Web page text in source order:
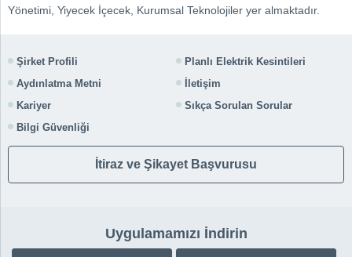
Yönetimi, Yiyecek İçecek, Kurumsal Teknolojiler yer almaktadır.
Şirket Profili
Planlı Elektrik Kesintileri
Aydınlatma Metni
İletişim
Kariyer
Sıkça Sorulan Sorular
Bilgi Güvenliği
İtiraz ve Şikayet Başvurusu
Uygulamamızı İndirin